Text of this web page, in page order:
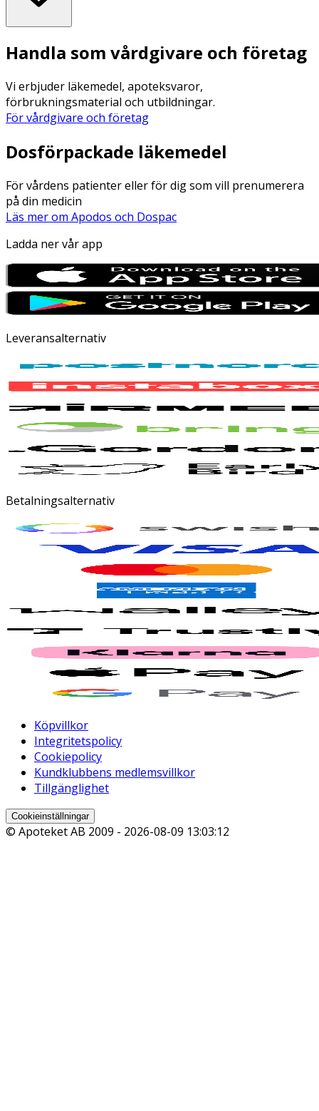
Handla som vårdgivare och företag
Vi erbjuder läkemedel, apoteksvaror,
förbrukningsmaterial och utbildningar.
För vårdgivare och företag
Dosförpackade läkemedel
För vårdens patienter eller för dig som vill prenumerera
på din medicin
Läs mer om Apodos och Dospac
Ladda ner vår app
Leveransalternativ
Betalningsalternativ
Köpvillkor
Integritetspolicy
Cookiepolicy
Kundklubbens medlemsvillkor
Tillgänglighet
Cookieinställningar
© Apoteket AB 2009 - 2026-08-09 13:03:12